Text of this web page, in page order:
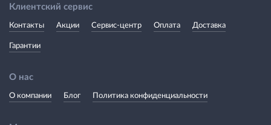
Клиентский сервис
Контакты Акции Сервис-центр Оплата Доставка
Гарантии
О нас
О компании Блог Политика конфиденциальности